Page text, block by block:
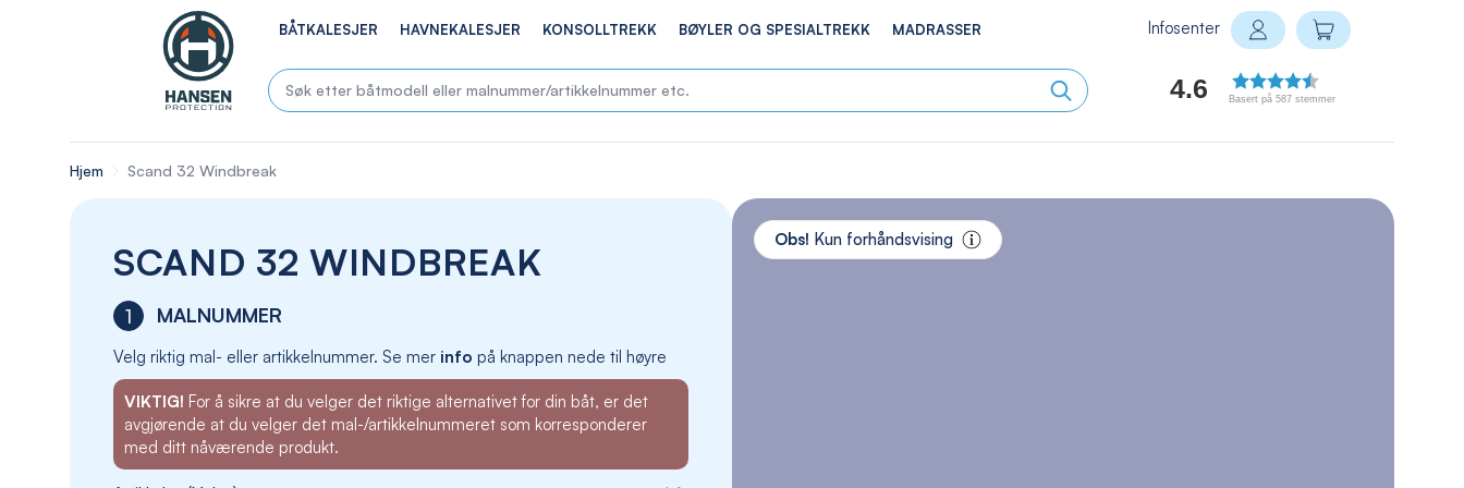
BÅTKALESJER HAVNEKALESJER KONSOLLTREKK BØYLER OG SPESIALTREKK MADRASSER
4.6 Basert på 587 stemmer
Infosenter
Logg inn
Min handlekurv
Hjem Scand 32 Windbreak
SCAND 32 WINDBREAK
1 MALNUMMER
Velg riktig mal- eller artikkelnummer. Se mer info på knappen nede til høyre
VIKTIG! For å sikre at du velger det riktige alternativet for din båt, er det
avgjørende at du velger det mal-/artikkelnummeret som korresponderer
med ditt nåværende produkt.
Skip
Obs! Kun forhåndsvising